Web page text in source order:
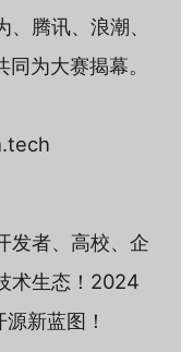
腾讯、浪潮、
为大赛揭幕。
发者、高校、企
术生态！2024
新蓝图！